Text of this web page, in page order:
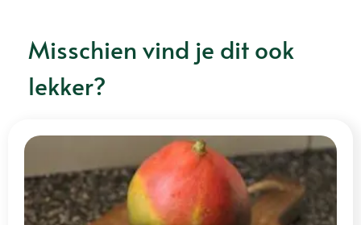
Misschien vind je dit ook
lekker?